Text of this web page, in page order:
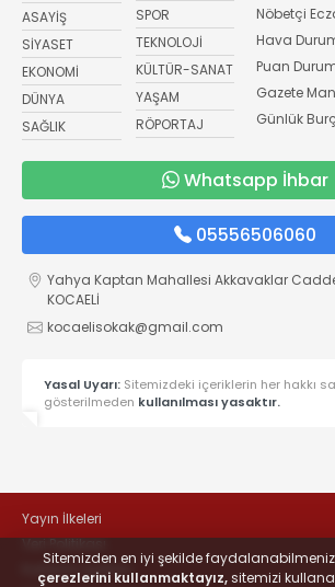
ASAYİŞ
SİYASET
EKONOMİ
DÜNYA
SAĞLIK
SPOR
TEKNOLOJİ
KÜLTÜR-SANAT
YAŞAM
RÖPORTAJ
Nöbetçi
Hava
Puan
Gazete
Günlük
Whatsapp İhbar
05556506060
Yahya Kaptan Mahallesi Akkavaklar
KOCAELİ
kocaelisokak@gmail.com
Yasal Uyarı: Sitemizdeki içeriklerin her hakkı
gösterilmeden kullanılması yasaktır.
Yayın İlkeleri
Veri Politikası
Kullanım Şartları
Sitemizden en iyi şekilde faydalanabilmeniz
çerezlerini kullanmaktayız,sitemizi